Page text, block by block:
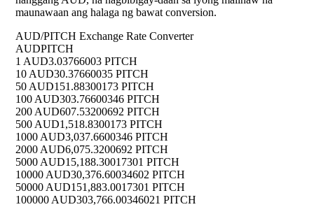
maunawaan ang halaga ng bawat conversion.
AUD/PITCH Exchange Rate Converter
AUDPITCH
1 AUD3.03766003 PITCH
10 AUD30.37660035 PITCH
50 AUD151.88300173 PITCH
100 AUD303.76600346 PITCH
200 AUD607.53200692 PITCH
500 AUD1,518.8300173 PITCH
1000 AUD3,037.6600346 PITCH
2000 AUD6,075.3200692 PITCH
5000 AUD15,188.30017301 PITCH
10000 AUD30,376.60034602 PITCH
50000 AUD151,883.0017301 PITCH
100000 AUD303,766.00346021 PITCH